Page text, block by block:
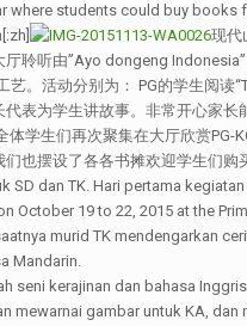
where students could buy
现代
聆听由”Ayo dongeng
。活动分别为： PG的学生阅读
表为学生讲故事。非常开心家长
学生们再次聚集在大厅欣赏PG-
也摆设了各各书摊欢迎学生们购
SD dan TK. Hari pertama
October 19 to 22, 2015 at the
murid TK mendengarkan
Mandarin.
seni kerajinan dan bahasa
mewarnai gambar untuk KA,